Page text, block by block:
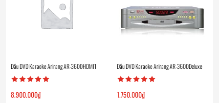
Đầu DVD Karaoke Arirang AR-3600HDMI1
8.900.000₫
Đầu DVD Karaoke Arirang AR-3600Deluxe
1.750.000₫